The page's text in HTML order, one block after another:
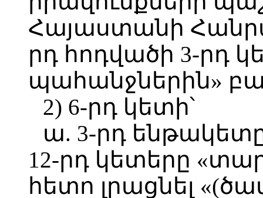
Հայաստանի
րդ հոդվածի 3-րդ
պահանջներին»
2) 6-րդ կետի՝
ա. 3-րդ
12-րդ կետերը
հետո լրացնել